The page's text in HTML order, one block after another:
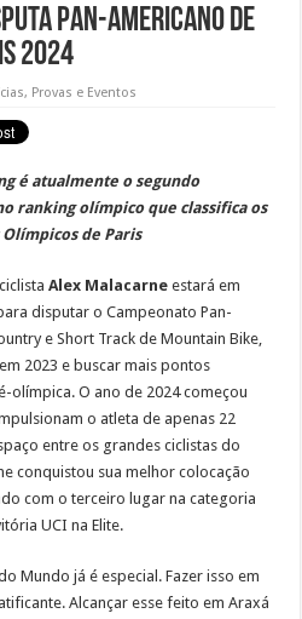
Pan-Americano de
2024
, Provas e Eventos
é atualmente o segundo
ranking olímpico que classifica os
Olímpicos de Paris
Alex Malacarne estará em
disputar o Campeonato Pan-
e Short Track de Mountain Bike,
2023 e buscar mais pontos
olímpica. O ano de 2024 começou
o atleta de apenas 22
entre os grandes ciclistas do
conquistou sua melhor colocação
com o terceiro lugar na categoria
UCI na Elite.
Mundo já é especial. Fazer isso em
Alcançar esse feito em Araxá